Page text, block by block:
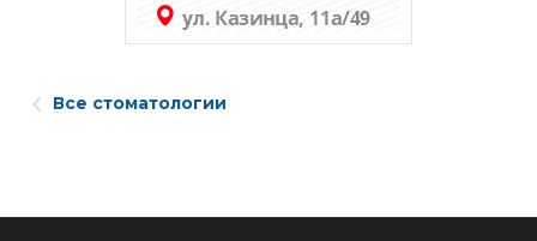
Все стоматологии